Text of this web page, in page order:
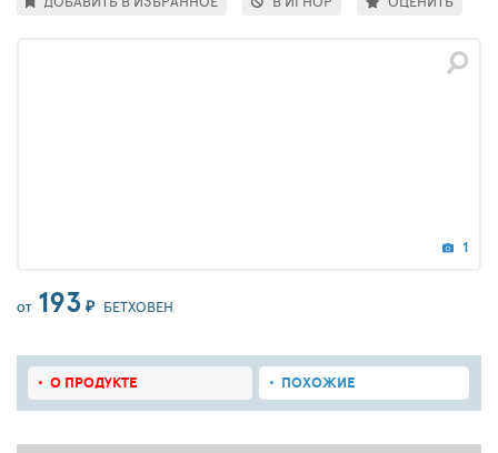
1
ОТ 193 ₽ БЕТХОВЕН
О ПРОДУКТЕ ПОХОЖИЕ